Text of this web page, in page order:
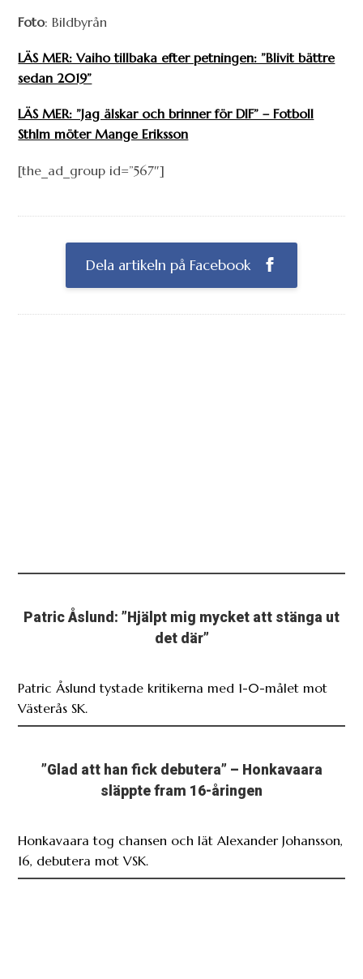
Foto: Bildbyrån
LÄS MER: Vaiho tillbaka efter petningen: ”Blivit bättre
sedan 2019”
LÄS MER: ”Jag älskar och brinner för DIF” – Fotboll
Sthlm möter Mange Eriksson
[the_ad_group id=”567″]
Dela artikeln på Facebook
Patric Åslund: ”Hjälpt mig mycket att stänga ut
det där”
Patric Åslund tystade kritikerna med 1-0-målet mot
Västerås SK.
”Glad att han fick debutera” – Honkavaara
släppte fram 16-åringen
Honkavaara tog chansen och lät Alexander Johansson,
16, debutera mot VSK.